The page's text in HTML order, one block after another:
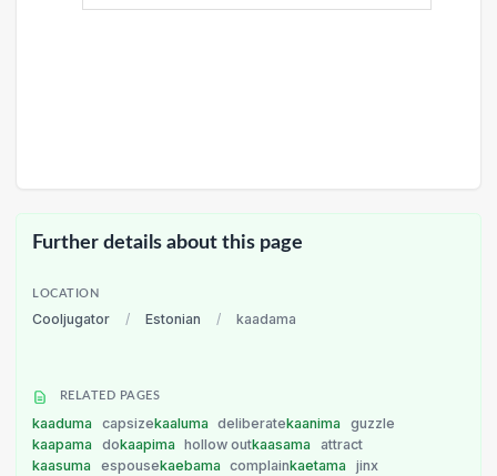
Further details about this page
LOCATION
Cooljugator / Estonian / kaadama
RELATED PAGES
kaaduma capsizekaaluma deliberatekaanima
guzzle
kaapama
dokaapima hollow outkaasama
attract
kaasuma
espousekaebama complainkaetama
jinx